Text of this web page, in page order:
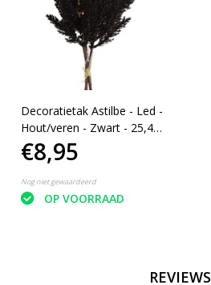
Decoratietak Astilbe - Led -
Hout/veren - Zwart - 25,4
Cm
€8,95
Nog niet gewaardeerd
OP VOORRAAD
REVIEWS